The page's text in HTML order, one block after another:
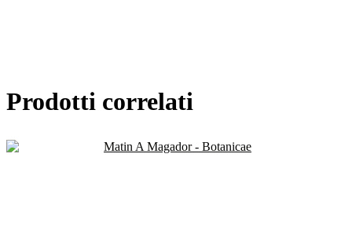
Prodotti correlati